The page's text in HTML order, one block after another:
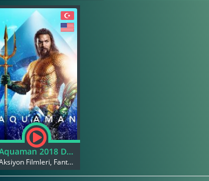
Aquaman 2018 Dublajlı Türkçe Film izle
Aksiyon Filmleri, Fantastik Filmleri